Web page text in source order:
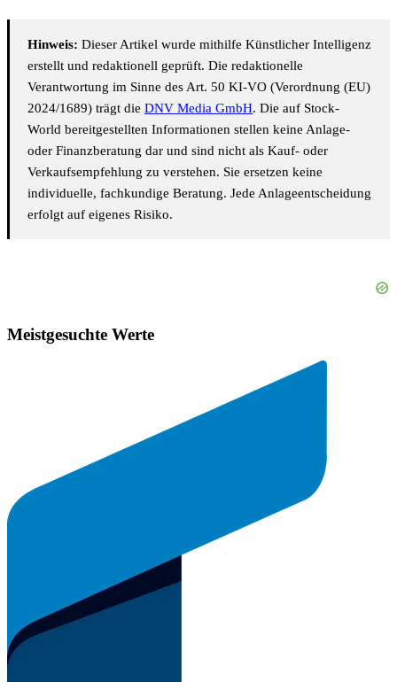
Hinweis: Dieser Artikel wurde mithilfe Künstlicher Intelligenz
erstellt und redaktionell geprüft. Die redaktionelle
Verantwortung im Sinne des Art. 50 KI-VO (Verordnung (EU)
2024/1689) trägt die DNV Media GmbH. Die auf Stock-
World bereitgestellten Informationen stellen keine Anlage-
oder Finanzberatung dar und sind nicht als Kauf- oder
Verkaufsempfehlung zu verstehen. Sie ersetzen keine
individuelle, fachkundige Beratung. Jede Anlageentscheidung
erfolgt auf eigenes Risiko.
Meistgesuchte Werte